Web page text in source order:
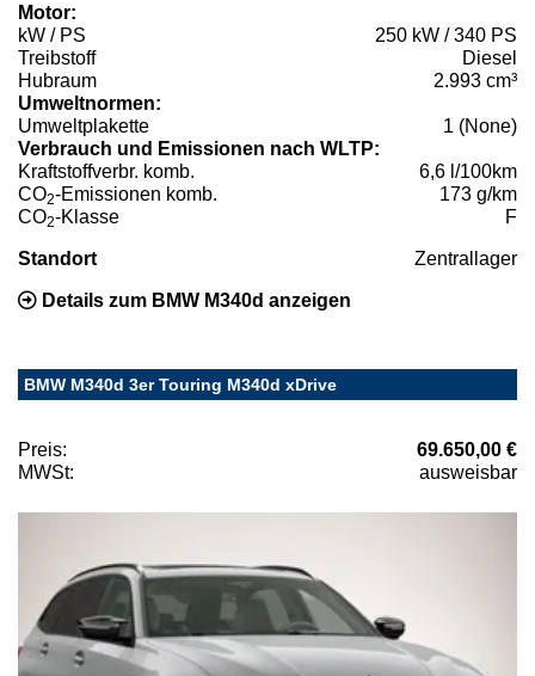
Motor:
kW / PS
250 kW / 340 PS
Treibstoff
Diesel
Hubraum
2.993 cm³
Umweltnormen:
Umweltplakette
1 (None)
Verbrauch und Emissionen nach WLTP:
Kraftstoffverbr. komb.
6,6 l/100km
CO2-Emissionen komb.
173 g/km
CO2-Klasse F
Standort Zentrallager
Details zum BMW M340d anzeigen
BMW M340d 3er Touring M340d xDrive
Preis:
69.650,00 €
MWSt:
ausweisbar